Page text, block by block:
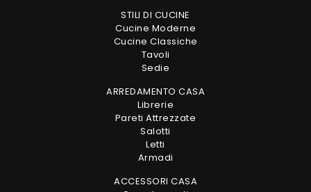
STILI DI CUCINE
Cucine Moderne
Cucine Classiche
Tavoli
Sedie
ARREDAMENTO CASA
Librerie
Pareti Attrezzate
Salotti
Letti
Armadi
ACCESSORI CASA